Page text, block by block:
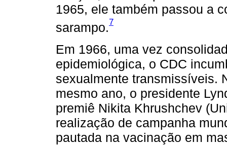
1965, ele também passou a
sarampo.7
Em 1966, uma vez
epidemiológica, o CDC
sexualmente transmissíveis.
mesmo ano, o presidente
premiê Nikita Khrushchev
realização de campanha
pautada na vacinação em